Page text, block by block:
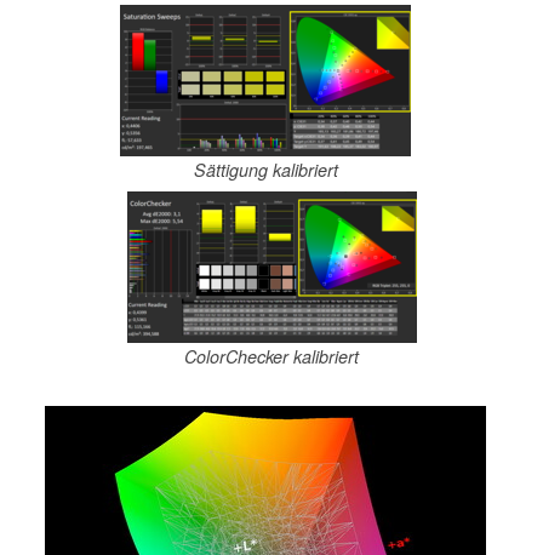
Sättigung kalibriert
ColorChecker kalibriert